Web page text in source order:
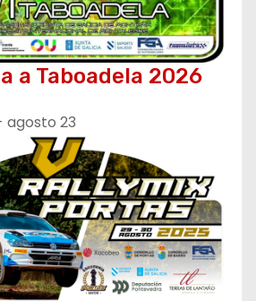
a Taboadela 2026
agosto 23